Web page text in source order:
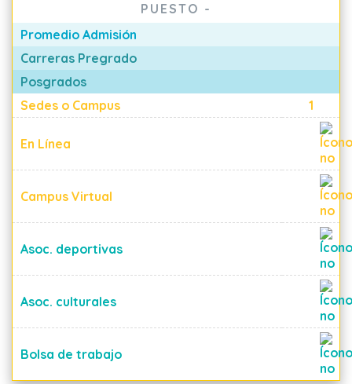
PUESTO -
Promedio Admisión
Carreras Pregrado
Posgrados
Sedes o Campus
1
En Línea
Campus Virtual
Asoc. deportivas
Asoc. culturales
Bolsa de trabajo